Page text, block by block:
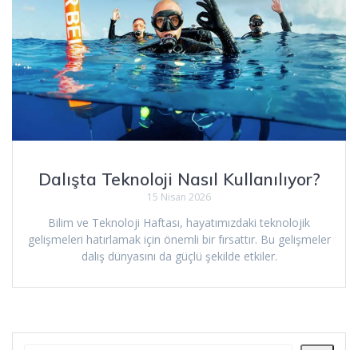
Dalışta Teknoloji Nasıl Kullanılıyor?
15 Nisan 2026
Bilim ve Teknoloji Haftası, hayatımızdaki teknolojik
gelişmeleri hatırlamak için önemli bir fırsattır. Bu gelişmeler
dalış dünyasını da güçlü şekilde etkiler.